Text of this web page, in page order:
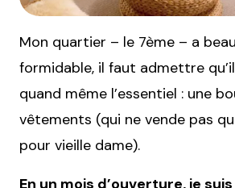
Mon quartier – le 7ème – a
formidable, il faut admettre
quand même l’essentiel : une
vêtements (qui ne vende pas
pour vieille dame).
En un mois d’ouverture, je